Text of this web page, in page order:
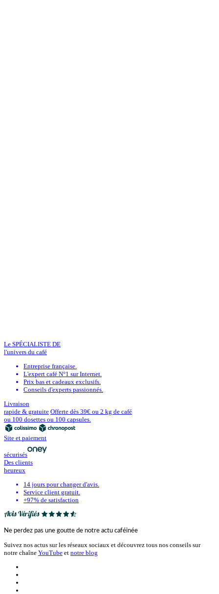
Le SPÉCIALISTE DE
l'univers du café
Entreprise française.
L'expert café N°1 sur Internet.
Prix bas et cadeaux exclusifs.
Conseils d'experts passionnés.
Livraison
rapide & gratuite Offerte dès 39€ ou 2 kg de café
ou 100 dosettes ou 100 capsules.
Site et paiement
sécurisés
Des clients
heureux
14 jours pour changer d'avis.
Service client gratuit.
+97% de satisfaction
Ne perdez pas une goutte de notre actu caféinée
Suivez nos actus sur les réseaux sociaux et découvrez tous nos conseils sur
notre chaîne YouTube et notre blog